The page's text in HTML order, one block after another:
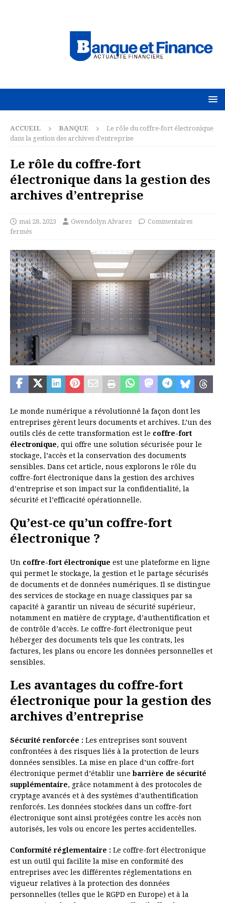
ACCUEIL BANQUE
Le rôle du coffre-fort électronique
dans la gestion des archives d’entreprise
Le rôle du coffre-fort
électronique dans la gestion des
archives d’entreprise
mai 28, 2023 Gwendolyn Alvarez
Commentaires
fermés
Le monde numérique a révolutionné la façon dont les
entreprises gèrent leurs documents et archives. L’un des
outils clés de cette transformation est le coffre-fort
électronique, qui offre une solution sécurisée pour le
stockage, l’accès et la conservation des documents
sensibles. Dans cet article, nous explorons le rôle du
coffre-fort électronique dans la gestion des archives
d’entreprise et son impact sur la confidentialité, la
sécurité et l’efficacité opérationnelle.
Qu’est-ce qu’un coffre-fort
électronique ?
Un coffre-fort électronique est une plateforme en ligne
qui permet le stockage, la gestion et le partage sécurisés
de documents et de données numériques. Il se distingue
des services de stockage en nuage classiques par sa
capacité à garantir un niveau de sécurité supérieur,
notamment en matière de cryptage, d’authentification et
de contrôle d’accès. Le coffre-fort électronique peut
héberger des documents tels que les contrats, les
factures, les plans ou encore les données personnelles et
sensibles.
Les avantages du coffre-fort
électronique pour la gestion des
archives d’entreprise
Sécurité renforcée : Les entreprises sont souvent
confrontées à des risques liés à la protection de leurs
données sensibles. La mise en place d’un coffre-fort
électronique permet d’établir unebarrière de sécurité
supplémentaire, grâce notamment à des protocoles de
cryptage avancés et à des systèmes d’authentification
renforcés. Les données stockées dans un coffre-fort
électronique sont ainsi protégées contre les accès non
autorisés, les vols ou encore les pertes accidentelles.
Conformité réglementaire : Le coffre-fort électronique
est un outil qui facilite la mise en conformité des
entreprises avec les différentes réglementations en
vigueur relatives à la protection des données
personnelles (telles que le RGPD en Europe) et à la